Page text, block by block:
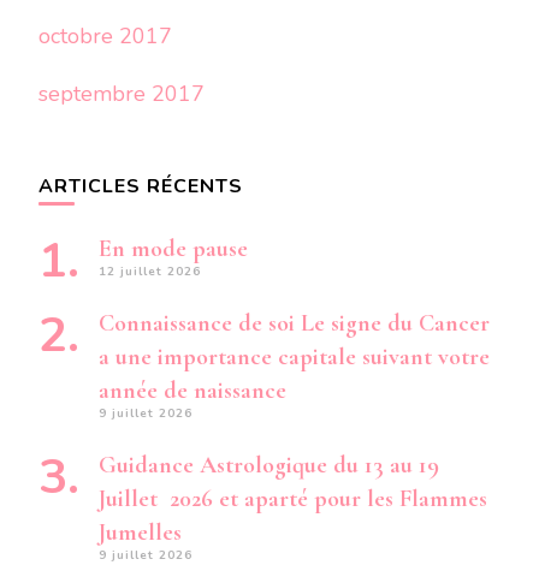
octobre 2017
septembre 2017
ARTICLES RÉCENTS
En mode pause
12 juillet 2026
Connaissance de soi Le signe du Cancer
a une importance capitale suivant votre
année de naissance
9 juillet 2026
Guidance Astrologique du 13 au 19
Juillet 2026 et aparté pour les Flammes
Jumelles
9 juillet 2026